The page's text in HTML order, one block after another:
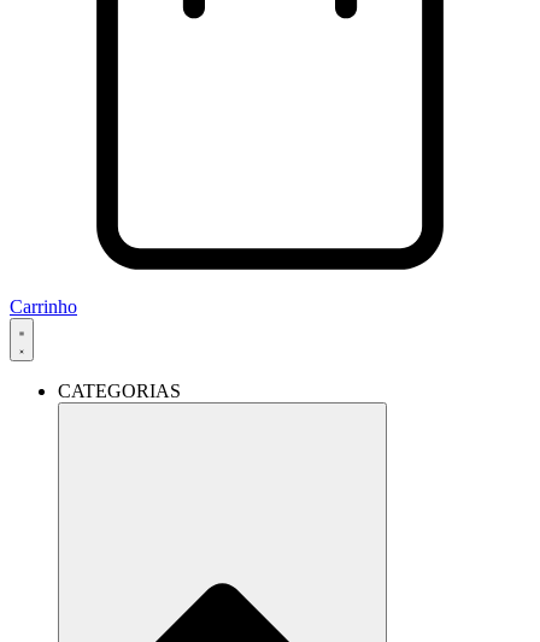
Carrinho
CATEGORIAS